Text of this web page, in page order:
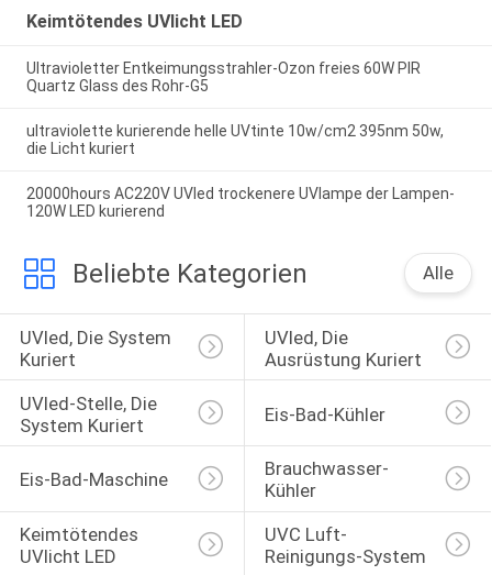
Keimtötendes UVlicht LED
Ultravioletter Entkeimungsstrahler-Ozon freies 60W PIR
Quartz Glass des Rohr-G5
ultraviolette kurierende helle UVtinte 10w/cm2 395nm 50w,
die Licht kuriert
20000hours AC220V UVled trockenere UVlampe der Lampen-
120W LED kurierend
Beliebte Kategorien Alle
UVled, Die System
Kuriert
UVled, Die
Ausrüstung Kuriert
UVled-Stelle, Die
System Kuriert
Eis-Bad-Kühler
Eis-Bad-Maschine
Brauchwasser-
Kühler
Keimtötendes
UVlicht LED
UVC Luft-
Reinigungs-System